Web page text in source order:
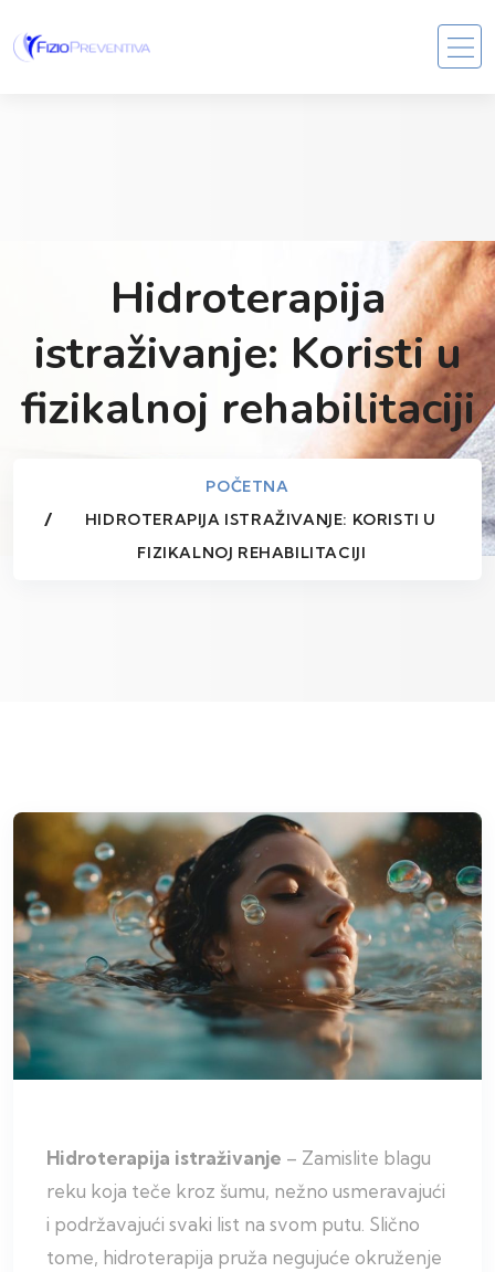
Hidroterapija
istraživanje: Koristi u
fizikalnoj rehabilitaciji
POČETNA
HIDROTERAPIJA ISTRAŽIVANJE: KORISTI U
FIZIKALNOJ REHABILITACIJI
Hidroterapija istraživanje – Zamislite blagu
reku koja teče kroz šumu, nežno usmeravajući
i podržavajući svaki list na svom putu. Slično
tome, hidroterapija pruža negujuće okruženje